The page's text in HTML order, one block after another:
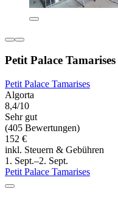
Petit Palace Tamarises
Petit Palace Tamarises
Algorta
8,4/10
Sehr gut
(405 Bewertungen)
152 €
inkl. Steuern & Gebühren
1. Sept.–2. Sept.
Petit Palace Tamarises